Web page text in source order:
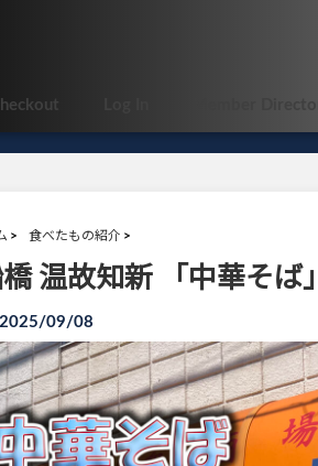
食べたもの紹介
温故知新 「中華そば」
2025/09/08